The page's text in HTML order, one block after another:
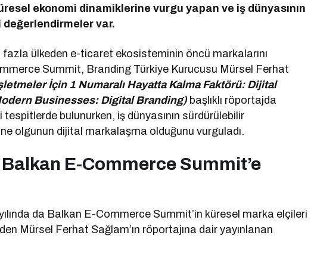
ekonomi dinamiklerine vurgu yapan ve iş dünyasının
var.
ülkeden e-ticaret ekosisteminin öncü markalarını
Summit, Branding Türkiye Kurucusu Mürsel Ferhat
İçin 1 Numaralı Hayatta Kalma Faktörü: Dijital
Businesses: Digital Branding) başlıklı röportajda
bulunurken, iş dünyasının sürdürülebilir
olgunun dijital markalaşma olduğunu vurguladı.
E-Commerce Summit’e
da Balkan E-Commerce Summit’in küresel marka elçileri
Mürsel Ferhat Sağlam’ın röportajına dair yayınlanan